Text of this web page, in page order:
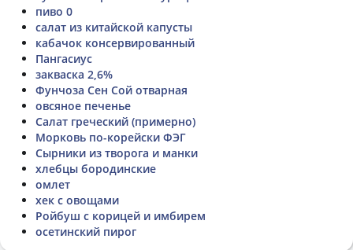
пиво 0
салат из китайской капусты
кабачок консервированный
Пангасиус
закваска 2,6%
Фунчоза Сен Сой отварная
овсяное печенье
Салат греческий (примерно)
Морковь по-корейски ФЭГ
Сырники из творога и манки
хлебцы бородинские
омлет
хек с овощами
Ройбуш с корицей и имбирем
осетинский пирог